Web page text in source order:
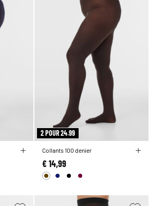
2 POUR 24.99
Collants 100 denier
€ 14,99